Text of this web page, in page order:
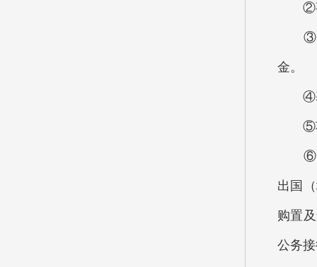
②事
③年
金。
④基
⑤项
⑥“三
出国
购置
公务